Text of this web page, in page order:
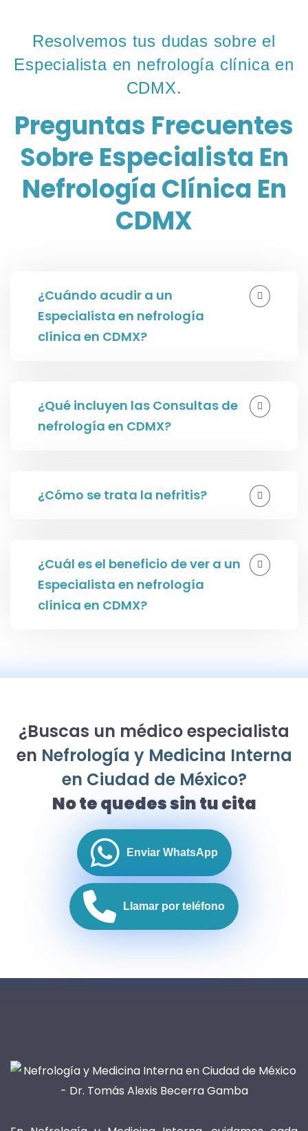
Resolvemos tus dudas sobre el
Especialista en nefrología clínica en
CDMX.
Preguntas Frecuentes
Sobre Especialista En
Nefrología Clínica En
CDMX
¿Cuándo acudir a un
Especialista en nefrología
clínica en CDMX?
¿Qué incluyen las Consultas de
nefrología en CDMX?
¿Cómo se trata la nefritis?
¿Cuál es el beneficio de ver a un
Especialista en nefrología
clínica en CDMX?
¿Buscas un médico especialista
en Nefrología y Medicina Interna
en Ciudad de México?
No te quedes sin tu cita
Enviar WhatsApp
Llamar por teléfono